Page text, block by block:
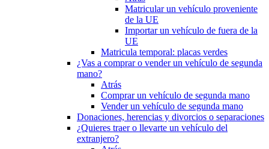
Matricular un vehículo proveniente
de la UE
Importar un vehículo de fuera de la
UE
Matricula temporal: placas verdes
¿Vas a comprar o vender un vehículo de segunda
mano?
Atrás
Comprar un vehículo de segunda mano
Vender un vehículo de segunda mano
Donaciones, herencias y divorcios o separaciones
¿Quieres traer o llevarte un vehículo del
extranjero?